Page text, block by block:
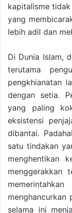
kapitalisme
yang
lebih adil dan
Di Dunia Islam,
terutama
pengkhianatan
dengan setia.
yang paling
eksistensi
dibantai.
satu tindakan
menghentikan
menggerakkan
menghancurkan
selama ini